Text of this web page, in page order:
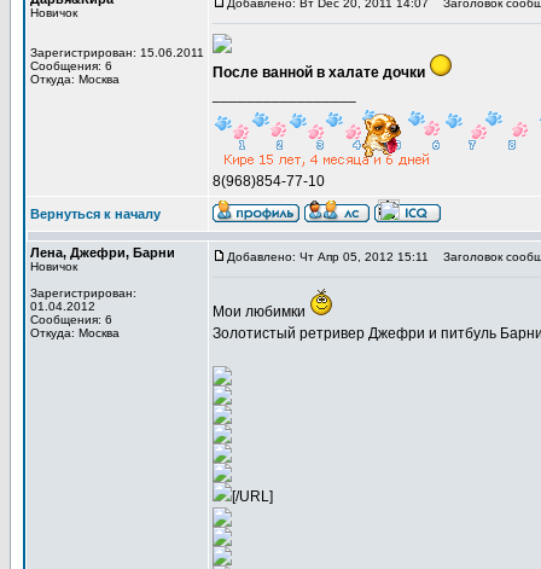
Новичок
Зарегистрирован: 15.06.2011
Сообщения: 6
Откуда: Москва
Добавлено: Вт Dec 20, 2011 14:07 Заголовок
После ванной в халате дочки
8(968)854-77-10
Вернуться к началу
Лена, Джефри, Барни
Новичок
Зарегистрирован:
01.04.2012
Сообщения: 6
Откуда: Москва
Добавлено: Чт Апр 05, 2012 15:11 Заголовок
Мои любимки
Золотистый ретривер Джефри и питбуль
[/URL]